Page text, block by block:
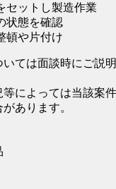
セットし製造作業
状態を確認
頓や片付け
いては面談時にご説
等によっては当該案
あります。